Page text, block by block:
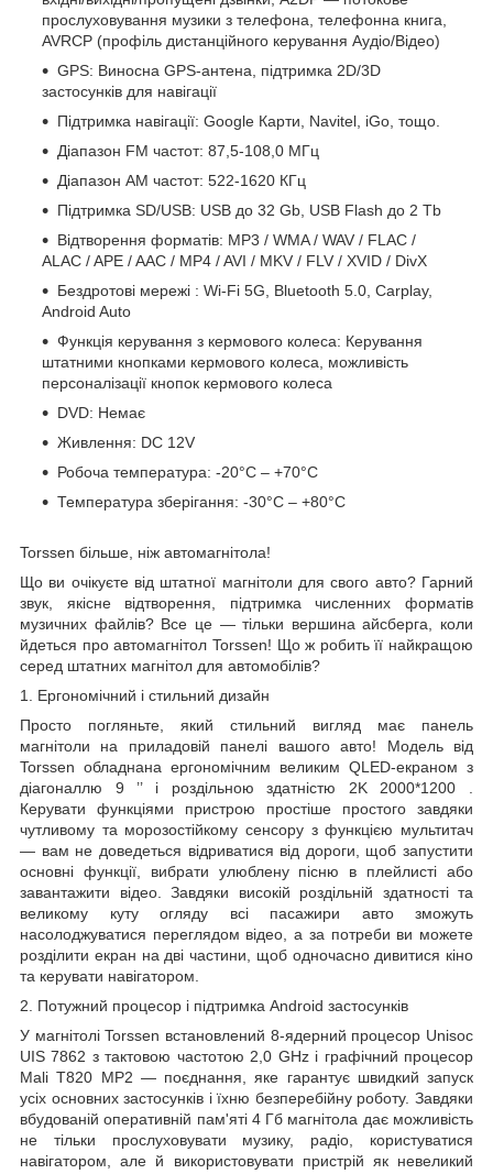
прослуховування музики з телефона, телефонна книга,
AVRCP (профіль дистанційного керування Аудіо/Відео)
GPS: Виносна GPS-антена, підтримка 2D/3D
застосунків для навігації
Підтримка навігації: Google Карти, Navitel, iGo, тощо.
Діапазон FM частот: 87,5-108,0 МГц
Діапазон АМ частот: 522-1620 КГц
Підтримка SD/USB: USB до 32 Gb, USB Flash до 2 Tb
Відтворення форматів: MP3 / WMA / WAV / FLAC /
ALAC / APE / AAC / MP4 / AVI / MKV / FLV / XVID / DivX
Бездротові мережі : Wi-Fi 5G, Bluetooth 5.0, Carplay,
Android Auto
Функція керування з кермового колеса: Керування
штатними кнопками кермового колеса, можливість
персоналізації кнопок кермового колеса
DVD: Немає
Живлення: DC 12V
Робоча температура: -20°C – +70°C
Температура зберігання: -30°C – +80°C
Torssen більше, ніж автомагнітола!
Що ви очікуєте від штатної магнітоли для свого авто? Гарний
звук, якісне відтворення, підтримка численних форматів
музичних файлів? Все це — тільки вершина айсберга, коли
йдеться про автомагнітол Torssen! Що ж робить її найкращою
серед штатних магнітол для автомобілів?
1. Ергономічний і стильний дизайн
Просто погляньте, який стильний вигляд має панель
магнітоли на приладовій панелі вашого авто! Модель від
Torssen обладнана ергономічним великим QLED-екраном з
діагоналлю 9 ’’ і роздільною здатністю 2K 2000*1200
Керувати функціями пристрою простіше простого завдяки
чутливому та морозостійкому сенсору з функцією мультитач
— вам не доведеться відриватися від дороги, щоб запустити
основні функції, вибрати улюблену пісню в плейлисті або
завантажити відео. Завдяки високій роздільній здатності та
великому куту огляду всі пасажири авто зможуть
насолоджуватися переглядом відео, а за потреби ви можете
розділити екран на дві частини, щоб одночасно дивитися кіно
та керувати навігатором.
2. Потужний процесор і підтримка Android застосунків
У магнітолі Torssen встановлений 8-ядерний процесор Unisoc
UIS 7862 з тактовою частотою 2,0 GHz і графічний процесор
Mali T820 MP2 — поєднання, яке гарантує швидкий запуск
усіх основних застосунків і їхню безперебійну роботу. Завдяки
вбудованій оперативній пам'яті 4 Гб магнітола дає можливість
не тільки прослуховувати музику, радіо, користуватися
навігатором, але й використовувати пристрій як невеликий